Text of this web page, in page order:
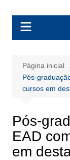
Página inicial
Pós-
cursos em
Pós-
EAD
em